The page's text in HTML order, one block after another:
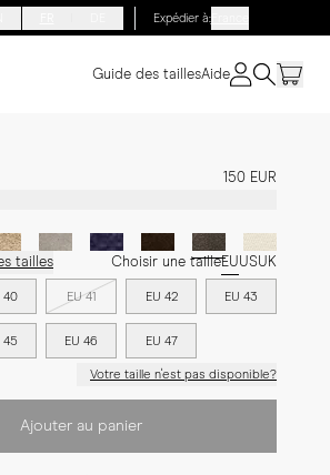
Expédier à:France
Guide des taillesAide
150 EUR
tailles Choisir une tailleEUUSUK
40 EU 41 EU 42 EU 43
45 EU 46 EU 47
Votre taille n'est pas disponible?
Ajouter au panier